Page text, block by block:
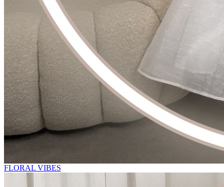
FLORAL VIBES